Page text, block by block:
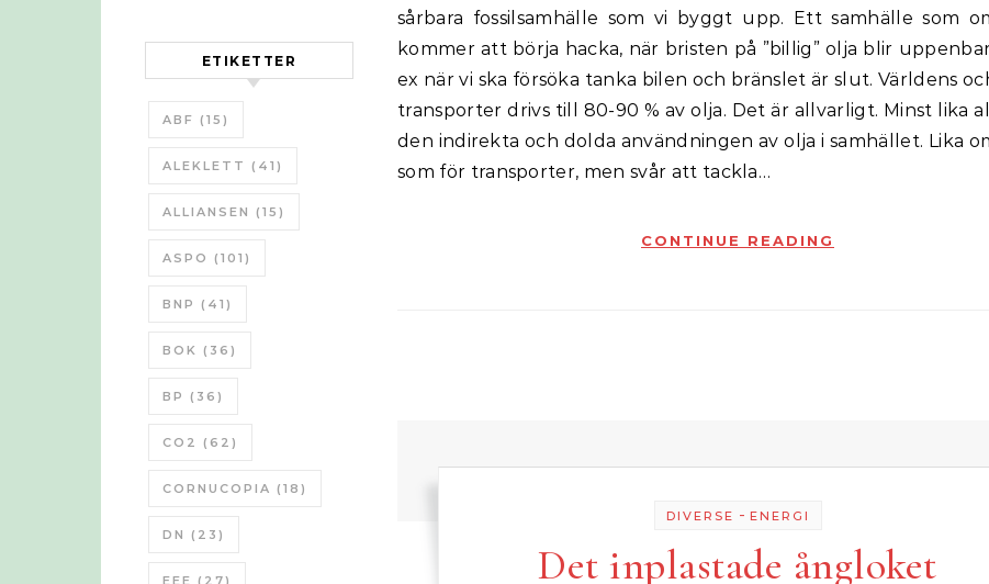
ETIKETTER
ABF (15)
ALEKLETT (41)
ALLIANSEN (15)
ASPO (101)
BNP (41)
BOK (36)
BP (36)
CO2 (62)
CORNUCOPIA (18)
DN (23)
EEE (27)
sårbara fossilsamhälle som vi byggt upp. Ett samhälle som
kommer att börja hacka, när bristen på ”billig” olja blir
ex när vi ska försöka tanka bilen och bränslet är slut. Världens
transporter drivs till 80-90 % av olja. Det är allvarligt. Minst lika
den indirekta och dolda användningen av olja i samhället. Lika
som för transporter, men svår att tackla…
CONTINUE READING
DIVERSE - ENERGI
Det inplastade ångloket